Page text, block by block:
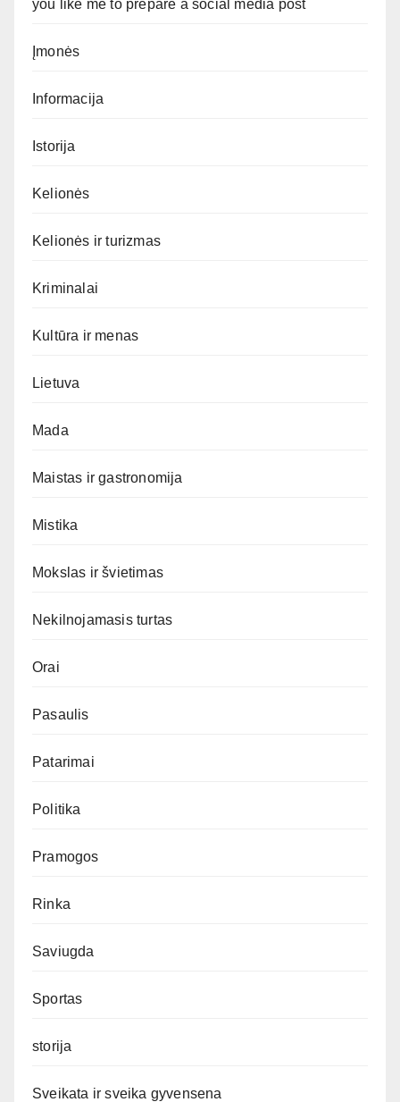
you like me to prepare a social media post
Įmonės
Informacija
Istorija
Kelionės
Kelionės ir turizmas
Kriminalai
Kultūra ir menas
Lietuva
Mada
Maistas ir gastronomija
Mistika
Mokslas ir švietimas
Nekilnojamasis turtas
Orai
Pasaulis
Patarimai
Politika
Pramogos
Rinka
Saviugda
Sportas
storija
Sveikata ir sveika gyvensena